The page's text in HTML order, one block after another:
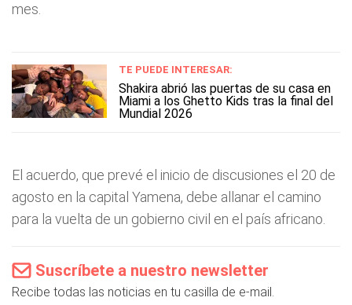
mes.
TE PUEDE INTERESAR:
Shakira abrió las puertas de su casa en
Miami a los Ghetto Kids tras la final del
Mundial 2026
El acuerdo, que prevé el inicio de discusiones el 20 de
agosto en la capital Yamena, debe allanar el camino
para la vuelta de un gobierno civil en el país africano.
Suscríbete a nuestro newsletter
Recibe todas las noticias en tu casilla de e-mail.